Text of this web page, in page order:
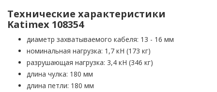
Технические характеристики
Katimex 108354
диаметр захватываемого кабеля: 13 - 16 мм
номинальная нагрузка: 1,7 кН (173 кг)
разрушающая нагрузка: 3,4 кН (346 кг)
длина чулка: 180 мм
длина петли: 180 мм